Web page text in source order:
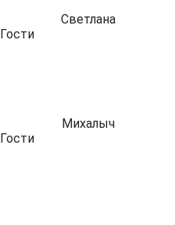
Светлана
Гости
Михалыч
Гости